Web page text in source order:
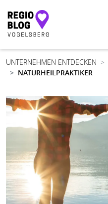
Hauptnavigation
UNTERNEHMEN ENTDECKEN
NATURHEILPRAKTIKER